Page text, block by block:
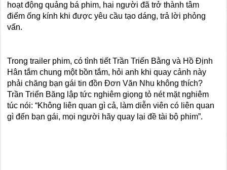
hoạt động quảng bá phim, hai người đã trở thành tâm
điểm ống kính khi được yêu cầu tạo dáng, trả lời phỏng
vấn.
Trong trailer phim, có tình tiết Trần Triển Bằng và Hồ Định
Hân tắm chung một bồn tắm, hỏi anh khi quay cảnh này
phải chăng bạn gái tin đồn Đơn Văn Nhu không thích?
Trần Triển Băng lập tức nghiêm giọng tỏ nét mặt nghiêm
túc nói: “Không liên quan gì cả, làm diễn viên có liên quan
gì đến bạn gái, mọi người hãy quay lại đề tài bộ phim”.